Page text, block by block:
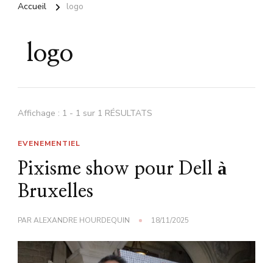
Accueil logo
logo
Affichage : 1 - 1 sur 1 RÉSULTATS
EVENEMENTIEL
Pixisme show pour Dell à
Bruxelles
PARALEXANDRE HOURDEQUIN 18/11/2025